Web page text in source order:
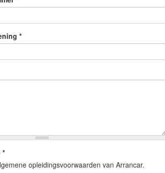
*
*
opleidingsvoorwaarden van Arrancar.